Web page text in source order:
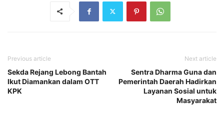
Previous article
Sekda Rejang Lebong Bantah
Ikut Diamankan dalam OTT
KPK
Next article
Sentra Dharma Guna dan
Pemerintah Daerah Hadirkan
Layanan Sosial untuk
Masyarakat